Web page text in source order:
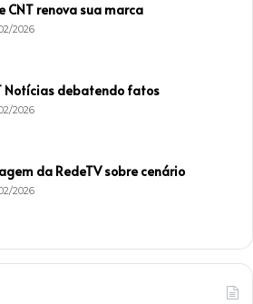
CNT renova sua marca
2026
Notícias debatendo fatos
2026
da RedeTV sobre cenário
2026